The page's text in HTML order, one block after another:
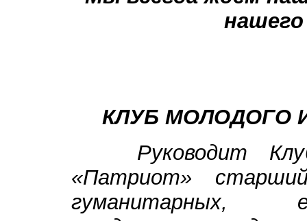
КЛУБ МОЛОДОГО
Руководит
«Патриот»
гуманитарных,